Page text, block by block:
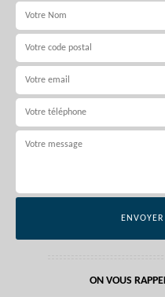
ON VOUS